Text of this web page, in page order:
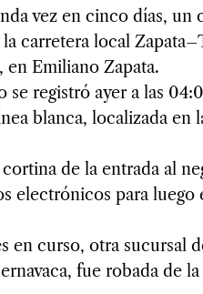
vez en cinco días,
carretera local
Emiliano Zapata.
se registró ayer a las
blanca, localizada en
de la entrada al
electrónicos para luego
en curso, otra sucursal
fue robada de